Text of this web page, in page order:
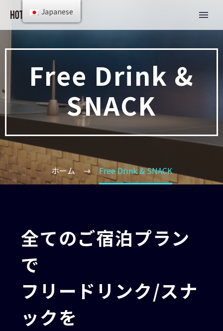
Free Drink &
SNACK
ホーム Free Drink & SNACK
全てのご宿泊プラン
で
フリードリンク/スナ
ックを
Japanese